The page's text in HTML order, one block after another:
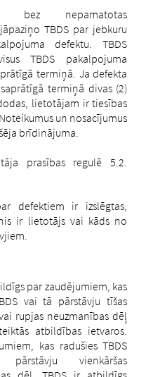
bez nepamatotas
TBDS par jebkuru
defektu. TBDS
TBDS pakalpojuma
termiņā. Ja defekta
termiņā divas (2)
lietotājam ir tiesības
un nosacījumus
brīdinājuma.
prasības regulē 5.2.
defektiem ir izslēgtas,
ir lietotājs vai kāds no
par zaudējumiem, kas
vai tā pārstāvju tīšas
rupjas neuzmanības dēļ
atbildības ietvaros.
kas radušies TBDS
vienkāršas